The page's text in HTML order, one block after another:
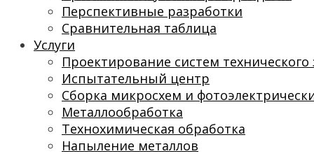
Перспективные разработки
Сравнительная таблица
Услуги
Проектирование систем
Испытательный центр
Сборка микросхем и
Металлообработка
Технохимическая обработка
Напыление металлов